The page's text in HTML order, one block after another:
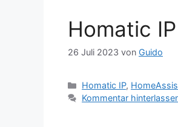
Homatic
26 Juli 2023 von Guido
Kategorien
Homatic IP,
Kommentar